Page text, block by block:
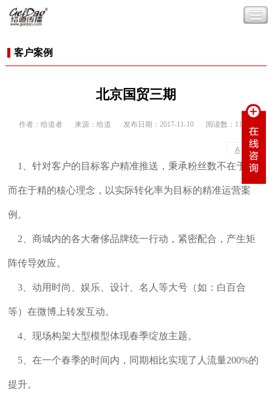
客户案例
北京国贸三期
作者：给道者 来源：给道 发布日期：2017-11-10 阅读数：11687
A A
+
1、针对客户的目标客户精准推送，秉承粉丝数不在于多
而在于精的核心理念，以实际转化率为目标的精准运营案
例。
2、商城内的各大奢侈品牌统一行动，紧密配合，产生矩
阵传导效应。
3、动用时尚、娱乐、设计、名人等大号（如：白百合
等）在微博上转发互动。
4、现场构架大型模型体现春季绽放主题。
5、在一个春季的时间内，同期相比实现了人流量200%的
提升。